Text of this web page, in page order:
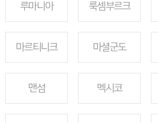
루마니아 룩셈부르크
마르티니크 마셜군도
맨섬 멕시코